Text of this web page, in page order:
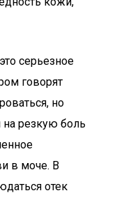
серьезное
говорят
но
резкую боль
в моче. В
отек